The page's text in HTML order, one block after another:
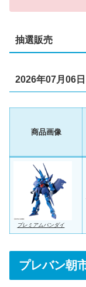
抽選販売
2026年07月06
商品画像
プレミアムバンダイ
プレバン朝